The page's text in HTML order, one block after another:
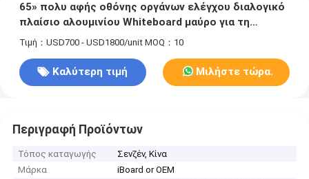
65» πολυ αφής οθόνης οργάνων ελέγχου διαλογικό
πλαίσιο αλουμινίου Whiteboard μαύρο για τη
διάσκεψη
Τιμή：USD700 - USD1800/unit MOQ：10
Καλύτερη τιμή Μιλήστε τώρα.
Περιγραφή Προϊόντων
Τόπος καταγωγής
Σενζέν, Κίνα
Μάρκα
iBoard or OEM